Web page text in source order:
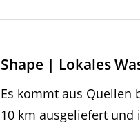
Shape | Lokales
Es kommt aus Quellen
10 km ausgeliefert